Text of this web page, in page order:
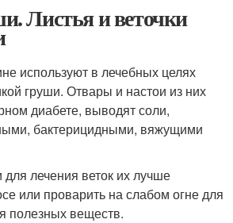
Листья и веточки
используют в лечебных целях
груши. Отвары и настои из них
диабете, выводят соли,
бактерицидными, вяжущими
лечения веток их лучше
или проварить на слабом огне для
полезных веществ.